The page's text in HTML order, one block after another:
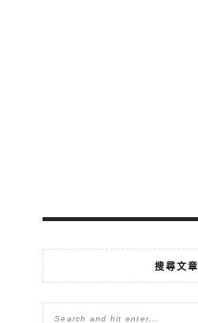
搜尋文章